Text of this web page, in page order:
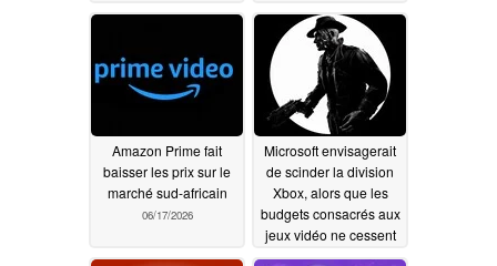
06/20/2026
Amazon Prime fait
baisser les prix sur le
marché sud-africain
06/17/2026
Microsoft envisagerait
de scinder la division
Xbox, alors que les
budgets consacrés aux
jeux vidéo ne cessent
d'augmenter06/17/2026